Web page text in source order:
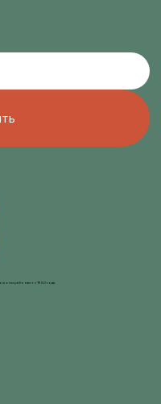
они работают с 1950 года.